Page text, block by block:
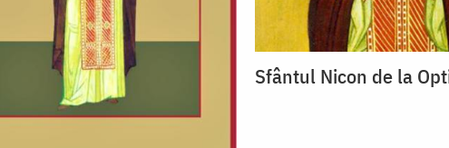
Sfântul Nicon de la